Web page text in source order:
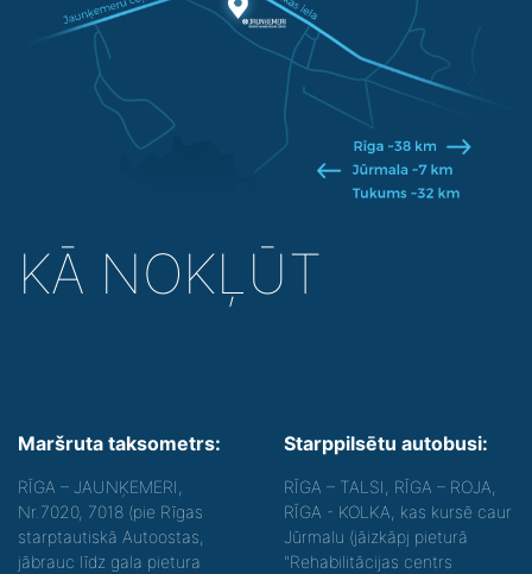
KĀ NOKĻŪT
Maršruta taksometrs:
RĪGA – JAUNĶEMERI,
Nr.7020, 7018 (pie Rīgas
starptautiskā Autoostas,
jābrauc līdz gala pietura
Starppilsētu autobusi:
RĪGA – TALSI, RĪGA – ROJA,
RĪGA - KOLKA, kas kursē caur
Jūrmalu (jāizkāpj pieturā
"Rehabilitācijas centrs